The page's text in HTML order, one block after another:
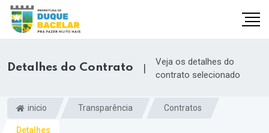
Detalhes do Contrato |
Veja os detalhes do
contrato selecionado
inicio Transparência Contratos
Detalhes